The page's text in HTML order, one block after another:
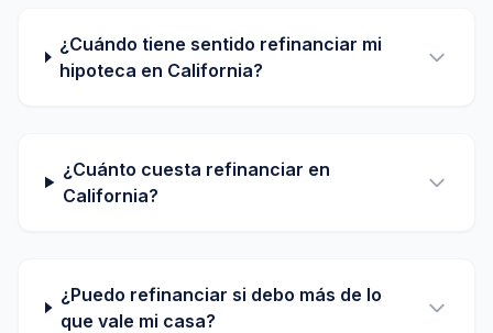
¿Cuándo tiene sentido refinanciar mi
hipoteca en California?
¿Cuánto cuesta refinanciar en
California?
¿Puedo refinanciar si debo más de lo
que vale mi casa?